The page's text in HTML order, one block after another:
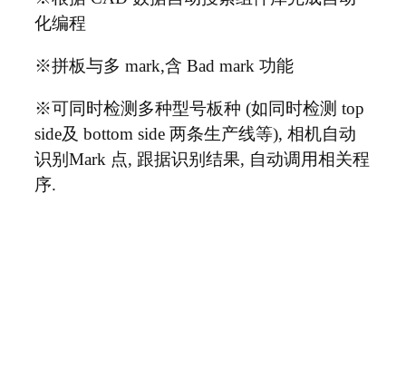
化编程
※拼板与多 mark,含 Bad mark 功能
※可同时检测多种型号板种 (如同时检测 top
side及 bottom side 两条生产线等), 相机自动
识别 Mark 点, 跟据识别结果, 自动调用相关程
序.